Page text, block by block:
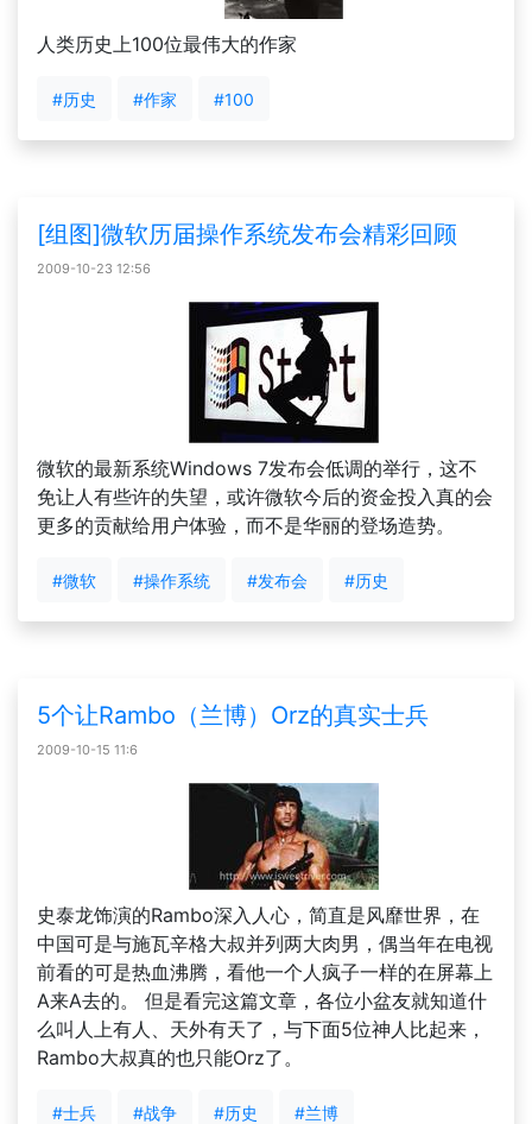
人类历史上100位最伟大的作家
#历史 #作家 #100
[组图]微软历届操作系统发布会精彩回顾
2009-10-23 12:56
微软的最新系统Windows 7发布会低调的举行，这不
免让人有些许的失望，或许微软今后的资金投入真的会
更多的贡献给用户体验，而不是华丽的登场造势。
#微软 #操作系统 #发布会 #历史
5个让Rambo（兰博）Orz的真实士兵
2009-10-15 11:6
史泰龙饰演的Rambo深入人心，简直是风靡世界，在
中国可是与施瓦辛格大叔并列两大肉男，偶当年在电视
前看的可是热血沸腾，看他一个人疯子一样的在屏幕上
A来A去的。 但是看完这篇文章，各位小盆友就知道什
么叫人上有人、天外有天了，与下面5位神人比起来，
Rambo大叔真的也只能Orz了。
#士兵 #战争 #历史 #兰博